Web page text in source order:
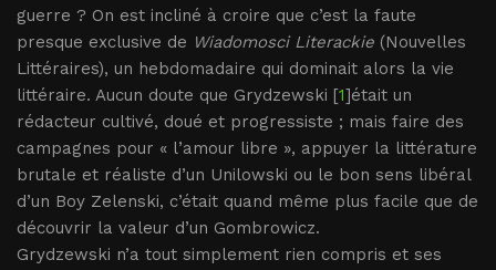
guerre ? On est incliné à croire que c’est la faute
presque exclusive de Wiadomosci Literackie (Nouvelles
Littéraires), un hebdomadaire qui dominait alors la vie
littéraire. Aucun doute que Grydzewski [1]était un
rédacteur cultivé, doué et progressiste ; mais faire des
campagnes pour « l’amour libre », appuyer la littérature
brutale et réaliste d’un Unilowski ou le bon sens libéral
d’un Boy Zelenski, c’était quand même plus facile que de
découvrir la valeur d’un Gombrowicz.
Grydzewski n’a tout simplement rien compris et ses